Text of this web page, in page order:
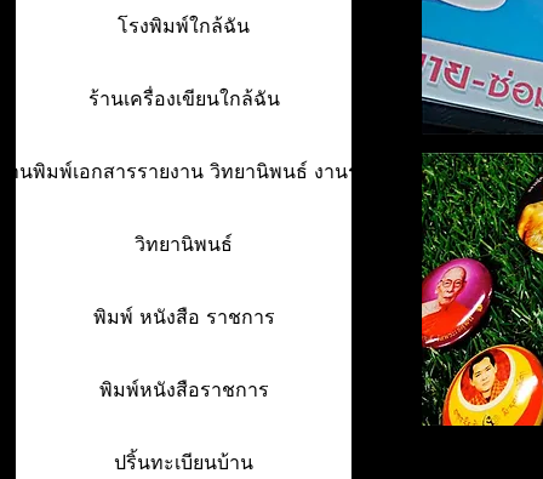
โรงพิมพ์ใกล้ฉัน
ร้านเครื่องเขียนใกล้ฉัน
านพิมพ์เอกสารรายงาน วิทยานิพนธ์ งานรา
วิทยานิพนธ์
พิมพ์ หนังสือ ราชการ
พิมพ์หนังสือราชการ
ปริ้นทะเบียนบ้าน